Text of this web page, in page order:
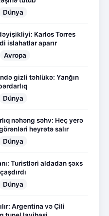
Dünya
Karlos Torres
islahatlar aparır
Avropa
gizli təhlükə: Yanğın
Dünya
nəhəng səhv: Heç yerə
heyrətə salır
Dünya
Turistləri aldadan şəxs
Dünya
Argentina və Çili